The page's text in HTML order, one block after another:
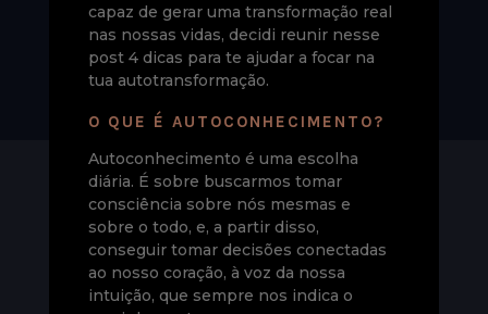
capaz de gerar uma transformação real
nas nossas vidas, decidi reunir nesse
post 4 dicas para te ajudar a focar na
tua autotransformação.
O QUE É AUTOCONHECIMENTO?
Autoconhecimento é uma escolha
diária. É sobre buscarmos tomar
consciência sobre nós mesmas e
sobre o todo, e, a partir disso,
conseguir tomar decisões conectadas
ao nosso coração, à voz da nossa
intuição, que sempre nos indica o